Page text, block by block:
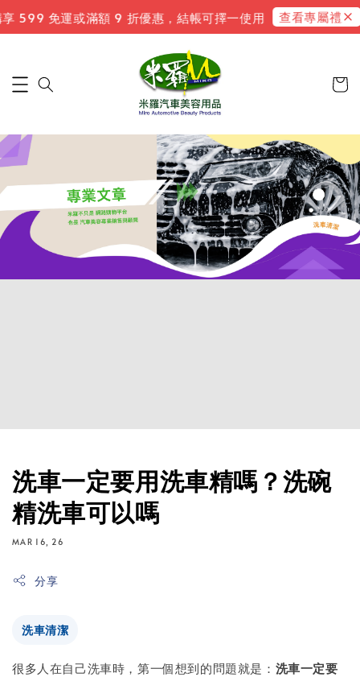
免運或滿額 9 折優惠，結帳可擇一使用 查看專屬禮遇 新
洗車一定要用洗車精嗎？洗碗
精洗車可以嗎
MAR 16, 26
分享
洗車清潔
很多人在自己洗車時，第一個想到的問題就是： 洗車一定要